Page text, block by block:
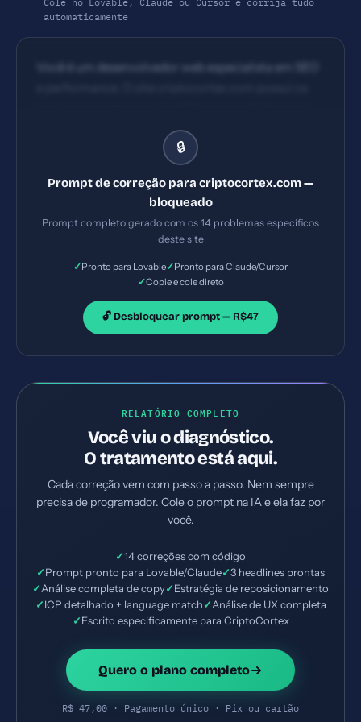
automaticamente
Você é um desenvolvedor web especialista em SEO
Security Policy ausente 3) X-Frame-Options
ausente 4) Permissions-Policy ausente. Implemente
necessários e configurações de servidor. Priorize as
correções críticas primeiro.
🔒
Prompt de correção para criptocortex.com —
bloqueado
Prompt completo gerado com os 14 problemas específicos
deste site
✓Pronto para Lovable✓Pronto para Claude/Cursor
✓Copie e cole direto
🔓 Desbloquear prompt — R$47
RELATÓRIO COMPLETO
Você viu o diagnóstico.
O tratamento está aqui.
Cada correção vem com passo a passo. Nem sempre
precisa de programador. Cole o prompt na IA e ela faz por
você.
✓14 correções com código
✓Prompt pronto para Lovable/Claude✓3 headlines prontas
✓Análise completa de copy✓Estratégia de reposicionamento
✓ICP detalhado + language match✓Análise de UX completa
✓Escrito especificamente para CriptoCortex
Quero o plano completo
R$ 47,00 · Pagamento único · Pix ou cartão